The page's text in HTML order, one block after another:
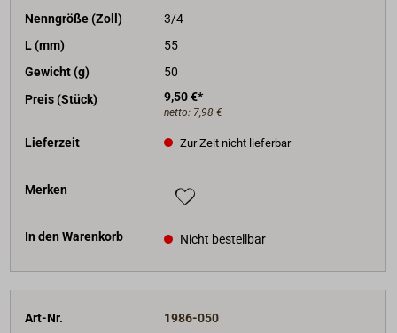
Nenngröße (Zoll)
3/4
L (mm)
55
Gewicht (g)
50
Preis (Stück)
9,50 €*
netto: 7,98 €
Lieferzeit Zur Zeit nicht lieferbar
Merken
In den Warenkorb Nicht bestellbar
Art-Nr.
1986-050